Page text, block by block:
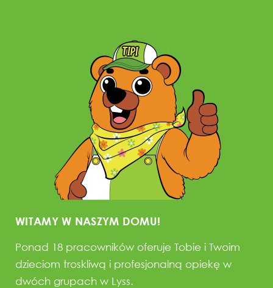
WITAMY W NASZYM DOMU!
Ponad 18 pracowników oferuje Tobie i Twoim
dzieciom troskliwą i profesjonalną opiekę w
dwóch grupach w Lyss.